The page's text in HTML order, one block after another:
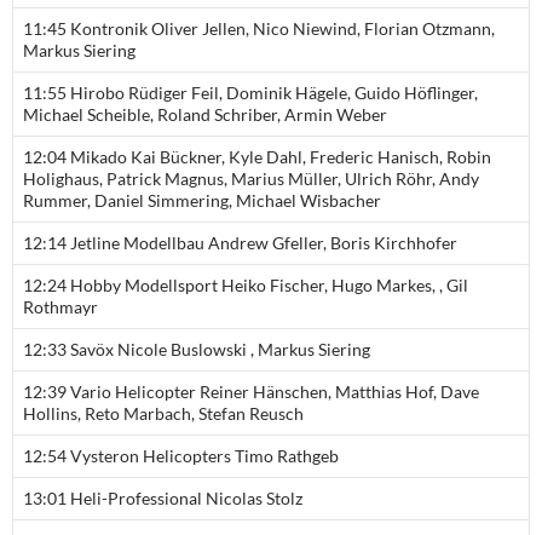
11:45 Kontronik Oliver Jellen, Nico Niewind, Florian Otzmann,
Markus Siering
11:55 Hirobo Rüdiger Feil, Dominik Hägele, Guido Höflinger,
Michael Scheible, Roland Schriber, Armin Weber
12:04 Mikado Kai Bückner, Kyle Dahl, Frederic Hanisch, Robin
Holighaus, Patrick Magnus, Marius Müller, Ulrich Röhr, Andy
Rummer, Daniel Simmering, Michael Wisbacher
12:14 Jetline Modellbau Andrew Gfeller, Boris Kirchhofer
12:24 Hobby Modellsport Heiko Fischer, Hugo Markes, , Gil
Rothmayr
12:33 Savöx Nicole Buslowski , Markus Siering
12:39 Vario Helicopter Reiner Hänschen, Matthias Hof, Dave
Hollins, Reto Marbach, Stefan Reusch
12:54 Vysteron Helicopters Timo Rathgeb
13:01 Heli-Professional Nicolas Stolz